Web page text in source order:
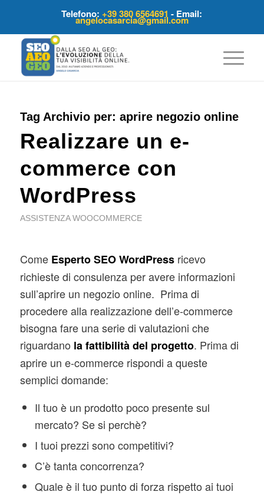
Telefono:+39 380 6564691 - Email:
angelocasarcia@gmail.com
Tag Archivio per: aprire negozio online
Realizzare un e-
commerce con
WordPress
ASSISTENZA WOOCOMMERCE
Come Esperto SEO WordPress ricevo
richieste di consulenza per avere informazioni
sull’aprire un negozio online. Prima di
procedere alla realizzazione dell’e-commerce
bisogna fare una serie di valutazioni che
riguardano la fattibilità del progetto. Prima di
aprire un e-commerce rispondi a queste
semplici domande:
Il tuo è un prodotto poco presente sul
mercato? Se si perchè?
I tuoi prezzi sono competitivi?
C’è tanta concorrenza?
Quale è il tuo punto di forza rispetto ai tuoi